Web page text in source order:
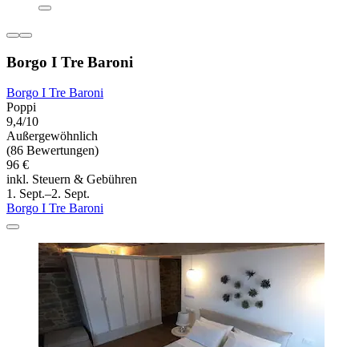
Borgo I Tre Baroni
Borgo I Tre Baroni
Poppi
9,4/10
Außergewöhnlich
(86 Bewertungen)
96 €
inkl. Steuern & Gebühren
1. Sept.–2. Sept.
Borgo I Tre Baroni